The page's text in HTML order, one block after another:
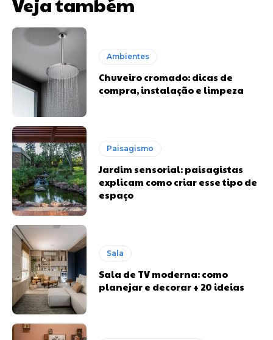
Ambientes
Chuveiro cromado: dicas de
compra, instalação e limpeza
Paisagismo
Jardim sensorial: paisagistas
explicam como criar esse tipo de
espaço
Sala
Sala de TV moderna: como
planejar e decorar + 20 ideias